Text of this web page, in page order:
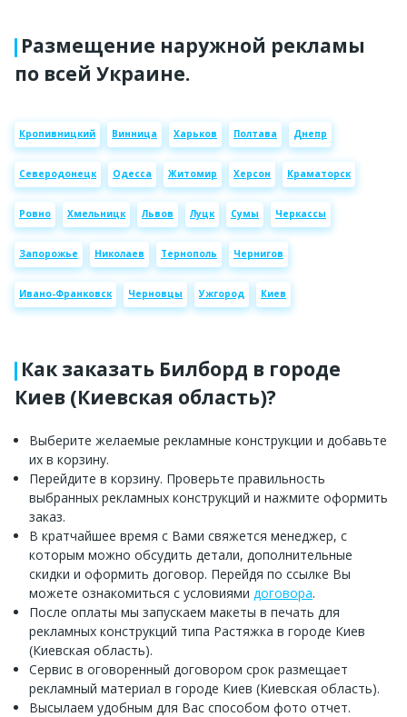
Размещение наружной рекламы
по всей Украине.
Кропивницкий Винница Харьков Полтава Днепр
Северодонецк Одесса Житомир Херсон Краматорск
Ровно Хмельницк Львов Луцк Сумы Черкассы
Запорожье Николаев Тернополь Чернигов
Ивано-Франковск Черновцы Ужгород Киев
Как заказать Билборд в городе
Киев (Киевская область)?
Выберите желаемые рекламные конструкции и добавьте
их в корзину.
Перейдите в корзину. Проверьте правильность
выбранных рекламных конструкций и нажмите оформить
заказ.
В кратчайшее время с Вами свяжется менеджер, с
которым можно обсудить детали, дополнительные
скидки и оформить договор. Перейдя по ссылке Вы
можете ознакомиться с условиями договора.
После оплаты мы запускаем макеты в печать для
рекламных конструкций типа Растяжка в городе Киев
(Киевская область).
Сервис в оговоренный договором срок размещает
рекламный материал в городе Киев (Киевская область).
Высылаем удобным для Вас способом фото отчет.